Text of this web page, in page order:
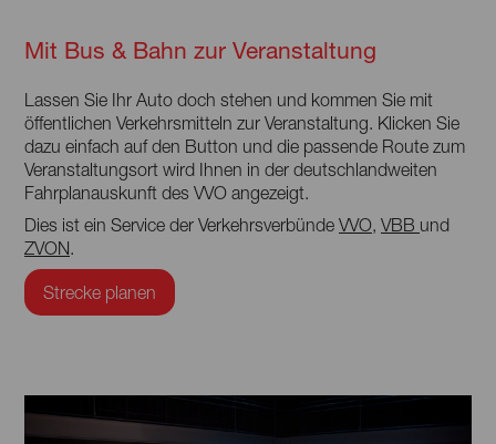
Mit Bus & Bahn zur Veranstaltung
Lassen Sie Ihr Auto doch stehen und kommen Sie mit
öffentlichen Verkehrsmitteln zur Veranstaltung. Klicken Sie
dazu einfach auf den Button und die passende Route zum
Veranstaltungsort wird Ihnen in der deutschlandweiten
Fahrplanauskunft des VVO angezeigt.
Dies ist ein Service der Verkehrsverbünde VVO, VBB und
ZVON.
Strecke planen